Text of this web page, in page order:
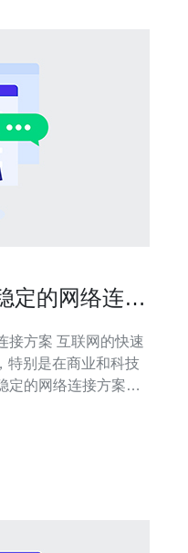
定的网络连接
网的快速
特别是在商业和科技
定的网络连接方案，
是高速、稳定、安